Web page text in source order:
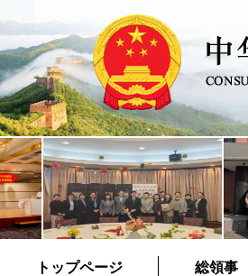
トップページ 総領事